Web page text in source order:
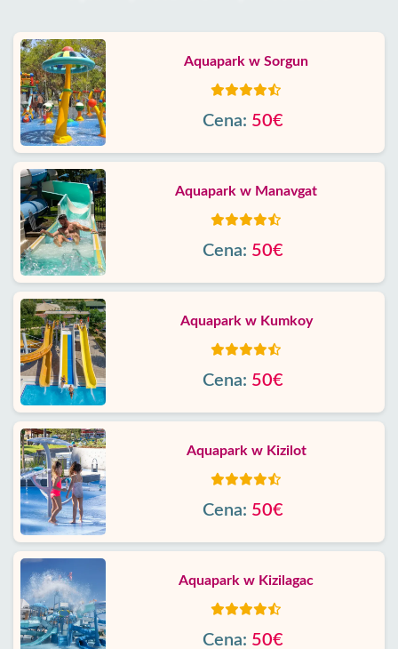
Aquapark w Sorgun
Cena: 50€
Aquapark w Manavgat
Cena: 50€
Aquapark w Kumkoy
Cena: 50€
Aquapark w Kizilot
Cena: 50€
Aquapark w Kizilagac
Cena: 50€